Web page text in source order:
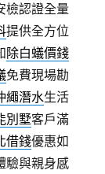
檢認證全量
提供全方位
除白蟻價錢
免費現場勘
繩潛水生活
別墅客戶滿
借錢優惠如
驗與親身感